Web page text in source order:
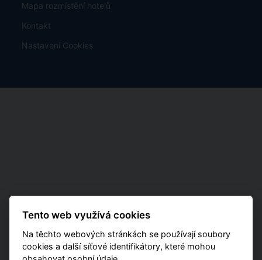
Mapa rozmístění hotelů
Kontakt
Nastavení Cookies
Tento web využívá cookies
Na těchto webových stránkách se používají soubory
cookies a další síťové identifikátory, které mohou